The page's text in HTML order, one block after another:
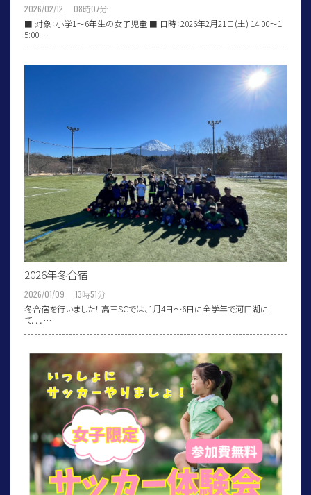
2026/02/12 08時07分
■ 対象：小学1〜6年生の女子児童 ■ 日時：2026年2月21日(土) 14:00〜1
5:00 …
2026年冬合宿
2026/01/09 13時51分
冬合宿を行いました！ 高三SCでは、1月4日〜6日に全学年で河口湖に
て．．．…